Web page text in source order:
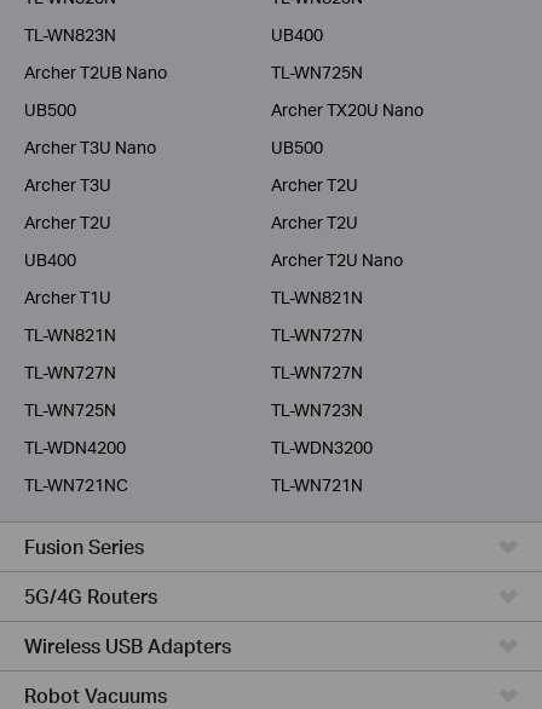
TL-WN823N
UB400
Archer T2UB Nano
TL-WN725N
UB500
Archer TX20U Nano
Archer T3U Nano
UB500
Archer T3U
Archer T2U
Archer T2U
Archer T2U
UB400
Archer T2U Nano
Archer T1U
TL-WN821N
TL-WN821N
TL-WN727N
TL-WN727N
TL-WN727N
TL-WN725N
TL-WN723N
TL-WDN4200
TL-WDN3200
TL-WN721NC
TL-WN721N
Fusion Series
5G/4G Routers
Wireless USB Adapters
Robot Vacuums